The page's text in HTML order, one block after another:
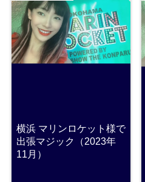
横浜 マリンロケット様で
出張マジック（2023年
11月）